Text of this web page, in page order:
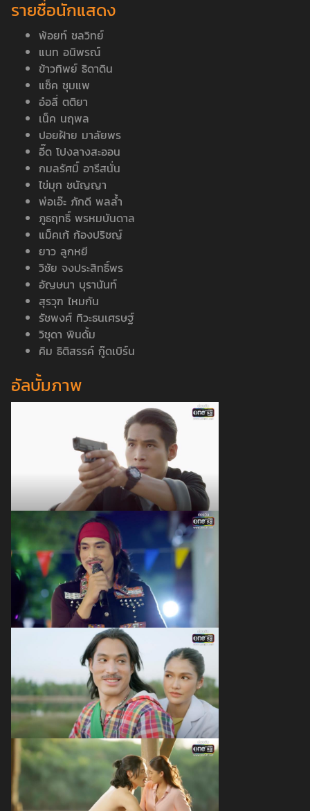
รายชื่อนักแสดง
พ้อยท์ ชลวิทย์
แนท อนิพรณ์
ข้าวทิพย์ ธิดาดิน
แซ็ค ชุมแพ
อ๋อลี่ ตติยา
เน็ค นฤพล
ปอยฝ้าย มาลัยพร
อี๊ด โปงลางสะออน
กมลรัศมิ์ อารีสนั่น
ไข่มุก ชนัญญา
พ่อเอ๊ะ ภักดี พลล้ำ
ภูธฤทธิ์ พรหมบันดาล
แม็คเก้ ก้องปริชญ์
ยาว ลูกหยี
วิชัย จงประสิทธิ์พร
อัญษนา บุรานันท์
สุรวุฑ ไหมกัน
รัชพงศ์ ทิวะธนเศรษฐ์
วิชุดา พินดั้ม
คิม ธิติสรรค์ กู๊ดเบิร์น
อัลบั้มภาพ